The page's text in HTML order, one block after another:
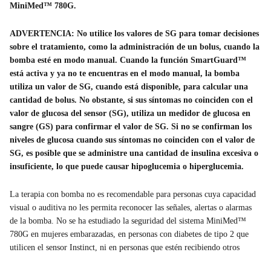
MiniMed™ 780G.
ADVERTENCIA: No utilice los valores de SG para tomar decisiones
sobre el tratamiento, como la administración de un bolus, cuando la
bomba esté en modo manual. Cuando la función SmartGuard™
está activa y ya no te encuentras en el modo manual, la bomba
utiliza un valor de SG, cuando está disponible, para calcular una
cantidad de bolus. No obstante, si sus síntomas no coinciden con el
valor de glucosa del sensor (SG), utiliza un medidor de glucosa en
sangre (GS) para confirmar el valor de SG. Si no se confirman los
niveles de glucosa cuando sus síntomas no coinciden con el valor de
SG, es posible que se administre una cantidad de insulina excesiva o
insuficiente, lo que puede causar hipoglucemia o hiperglucemia.
La terapia con bomba no es recomendable para personas cuya capacidad
visual o auditiva no les permita reconocer las señales, alertas o alarmas
de la bomba. No se ha estudiado la seguridad del sistema MiniMed™
780G en mujeres embarazadas, en personas con diabetes de tipo 2 que
utilicen el sensor Instinct, ni en personas que estén recibiendo otros